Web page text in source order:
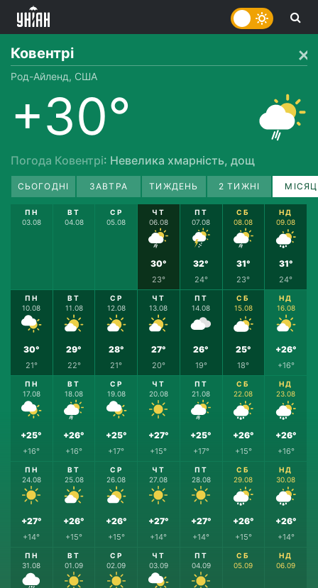
Ковентрі
Род-Айленд, США
+30°
Погода Ковентрі: Невелика хмарність, дощ
СЬОГОДНІ ЗАВТРА ТИЖДЕНЬ 2 ТИЖНІ
ПН
03.08
ВТ
04.08
СР
05.08
ЧТ
06.08
30°
23°
ПТ
07.08
32°
24°
СБ
08.08
31°
23°
НД
09.08
31°
24°
ПН
10.08
30°
21°
ВТ
11.08
29°
22°
СР
12.08
28°
21°
ЧТ
13.08
27°
20°
ПТ
14.08
26°
19°
СБ
15.08
25°
18°
НД
16.08
+26°
+16°
ПН
17.08
+25°
+16°
ВТ
18.08
+26°
+16°
СР
19.08
+25°
+17°
ЧТ
20.08
+27°
+15°
ПТ
21.08
+25°
+17°
СБ
22.08
+26°
+15°
НД
23.08
+26°
+16°
ПН
24.08
+27°
+14°
ВТ
25.08
+26°
+15°
СР
26.08
+26°
+15°
ЧТ
27.08
+27°
+14°
ПТ
28.08
+27°
+14°
СБ
29.08
+26°
+15°
НД
30.08
+26°
+14°
ПН
31.08
ВТ
01.09
СР
02.09
ЧТ
03.09
ПТ
04.09
СБ
05.09
НД
06.09